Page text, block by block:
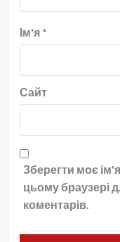
Ім'я *
Сайт
Зберегти моє
цьому браузері
коментарів.